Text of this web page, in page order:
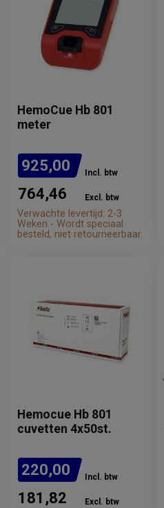
HemoCue Hb 801
meter
925,00 Incl. btw
764,46 Excl. btw
Verwachte levertijd: 2-3
Weken - Wordt speciaal
besteld, niet retourneerbaar.
Hemocue Hb 801
cuvetten 4x50st.
220,00 Incl. btw
181,82 Excl. btw